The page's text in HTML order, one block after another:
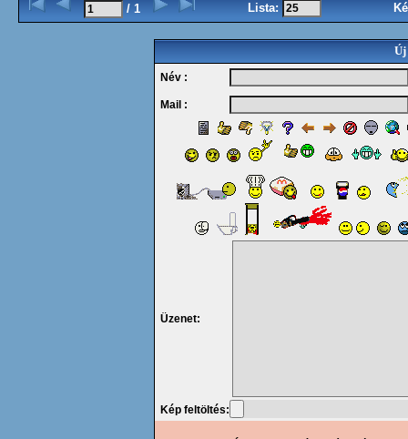
/ 1 Lista:
Új
Név :
Mail :
Üzenet:
Kép feltöltés: